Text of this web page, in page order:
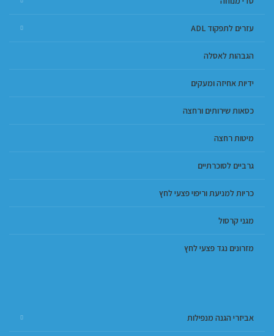
עזרים לתפקוד ADL
הגבהות לאסלה
ידיות אחיזה ומעקים
כסאות שירותים ורחצה
מיטות רחצה
גרביים לסוכרתיים
כריות למניעת וריפוי פצעי לחץ
מגני קרסול
מזרונים נגד פצעי לחץ
אביזרי הגנה מנפילות